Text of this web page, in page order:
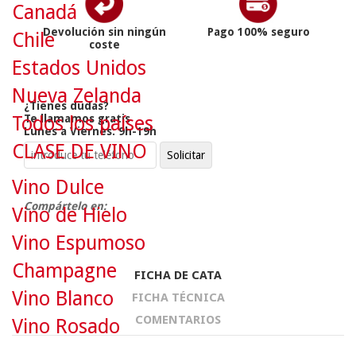
Devolución sin ningún
coste
Pago 100% seguro
¿Tienes dudas?
Te llamamos gratis
Lunes a Viernes: 9h-19h
Compártelo en:
FICHA DE CATA
FICHA TÉCNICA
COMENTARIOS
Canadá
Chile
Estados Unidos
Nueva Zelanda
Todos los países
CLASE DE VINO
Vino Dulce
Vino de Hielo
Vino Espumoso
Champagne
Vino Blanco
Vino Rosado